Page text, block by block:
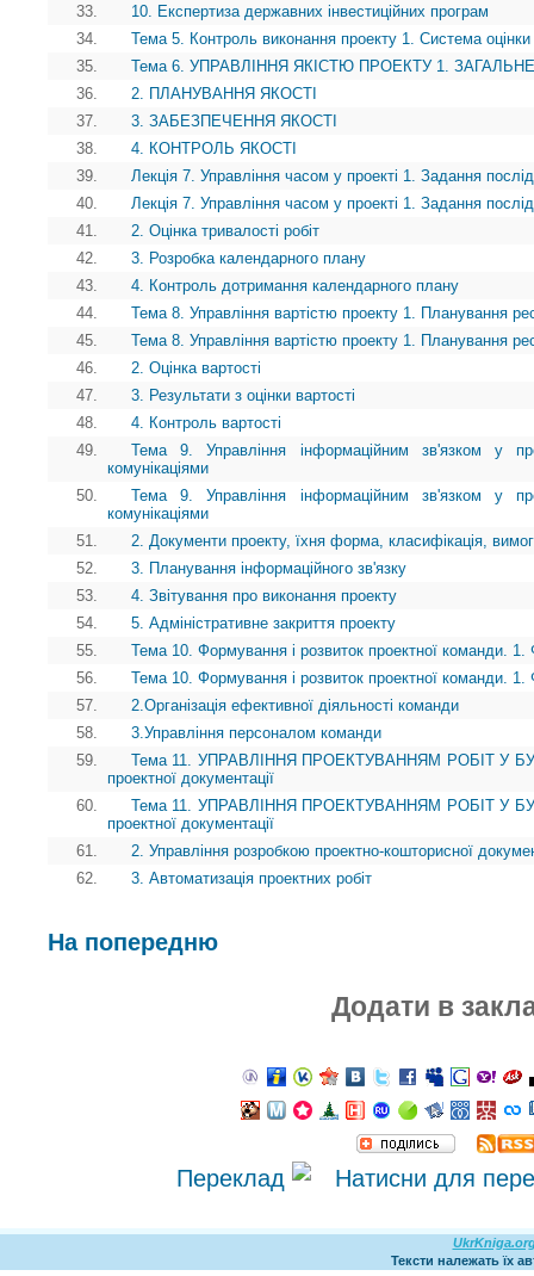
33.
10. Експертиза державних інвестиційних програм
34.
Тема 5. Контроль виконання проекту 1. Система оцінки
35.
Тема 6. УПРАВЛІННЯ ЯКІСТЮ ПРОЕКТУ 1.
36.
2. ПЛАНУВАННЯ ЯКОСТІ
37.
3. ЗАБЕЗПЕЧЕННЯ ЯКОСТІ
38.
4. КОНТРОЛЬ ЯКОСТІ
39.
Лекція 7. Управління часом у проекті 1. Задання
40.
Лекція 7. Управління часом у проекті 1. Задання
41.
2. Оцінка тривалості робіт
42.
3. Розробка календарного плану
43.
4. Контроль дотримання календарного плану
44.
Тема 8. Управління вартістю проекту 1. Планування
45.
Тема 8. Управління вартістю проекту 1. Планування
46.
2. Оцінка вартості
47.
3. Результати з оцінки вартості
48.
4. Контроль вартості
49.
Тема 9. Управління інформаційним зв'язком у
комунікаціями
50.
Тема 9. Управління інформаційним зв'язком у
комунікаціями
51.
2. Документи проекту, їхня форма, класифікація,
52.
3. Планування інформаційного зв'язку
53.
4. Звітування про виконання проекту
54.
5. Адміністративне закриття проекту
55.
Тема 10. Формування і розвиток проектної команди.
56.
Тема 10. Формування і розвиток проектної команди.
57.
2.Організація ефективної діяльності команди
58.
3.Управління персоналом команди
59.
Тема 11. УПРАВЛІННЯ ПРОЕКТУВАННЯМ РОБІТ У
проектної документації
60.
Тема 11. УПРАВЛІННЯ ПРОЕКТУВАННЯМ РОБІТ У
проектної документації
61.
2. Управління розробкою проектно-кошторисної
62.
3. Автоматизація проектних робіт
На попередню
Додати в
Переклад
Тексти належать їх